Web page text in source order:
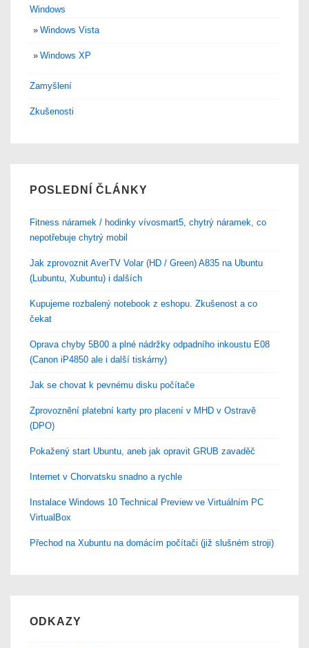
Windows
Windows Vista
Windows XP
Zamyšlení
Zkušenosti
POSLEDNÍ ČLÁNKY
Fitness náramek / hodinky vívosmart5, chytrý náramek, co
nepotřebuje chytrý mobil
Jak zprovoznit AverTV Volar (HD / Green) A835 na Ubuntu
(Lubuntu, Xubuntu) i dalších
Kupujeme rozbalený notebook z eshopu. Zkušenost a co
čekat
Oprava chyby 5B00 a plné nádržky odpadního inkoustu E08
(Canon iP4850 ale i další tiskárny)
Jak se chovat k pevnému disku počítače
Zprovoznění platební karty pro placení v MHD v Ostravě
(DPO)
Pokažený start Ubuntu, aneb jak opravit GRUB zavaděč
Internet v Chorvatsku snadno a rychle
Instalace Windows 10 Technical Preview ve Virtuálním PC
VirtualBox
Přechod na Xubuntu na domácím počítači (již slušném stroji)
ODKAZY